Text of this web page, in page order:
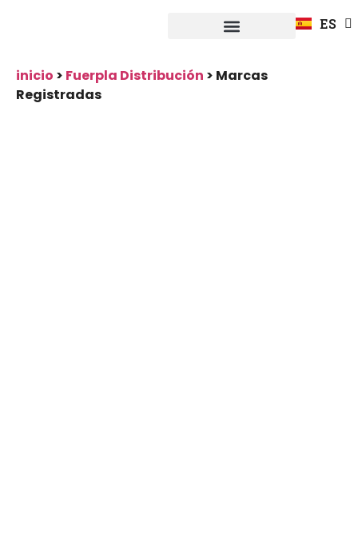
ES
DE
inicio > Fuerpla Distribución > Marcas
Registradas